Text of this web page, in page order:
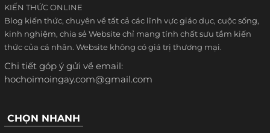
KIẾN THỨC ONLINE
Blog kiến thức, chuyên về tất cả các lĩnh vực giáo dục, cuộc sống,
kinh nghiệm, chia sẻ Website chỉ mang tính chất sưu tầm kiến
thức của cá nhân. Website không có giá trị thương mại.
Chi tiết góp ý gửi về email:
hochoimoingay.com@gmail.com
CHỌN NHANH